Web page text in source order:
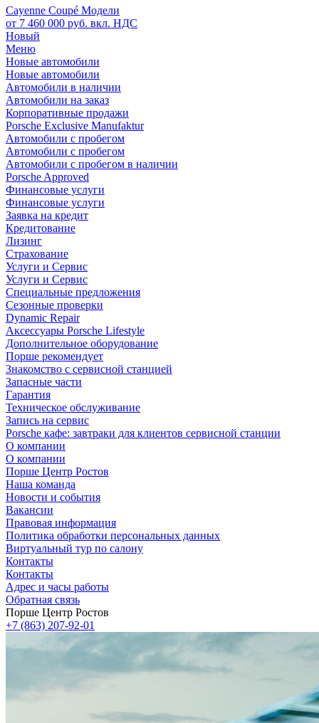
Cayenne Coupé Модели
от 7 460 000 руб. вкл. НДС
Новый
Меню
Новые автомобили
Новые автомобили
Автомобили в наличии
Автомобили на заказ
Корпоративные продажи
Porsche Exclusive Manufaktur
Автомобили с пробегом
Автомобили с пробегом
Автомобили с пробегом в наличии
Porsche Approved
Финансовые услуги
Финансовые услуги
Заявка на кредит
Кредитование
Лизинг
Страхование
Услуги и Сервис
Услуги и Сервис
Специальные предложения
Сезонные проверки
Dynamic Repair
Аксессуары Porsche Lifestyle
Дополнительное оборудование
Порше рекомендует
Знакомство с сервисной станцией
Запасные части
Гарантия
Техническое обслуживание
Запись на сервис
Porsche кафе: завтраки для клиентов сервисной станции
О компании
О компании
Порше Центр Ростов
Наша команда
Новости и события
Вакансии
Правовая информация
Политика обработки персональных данных
Виртуальный тур по салону
Контакты
Контакты
Адрес и часы работы
Обратная связь
Порше Центр Ростов
+7 (863) 207-92-01